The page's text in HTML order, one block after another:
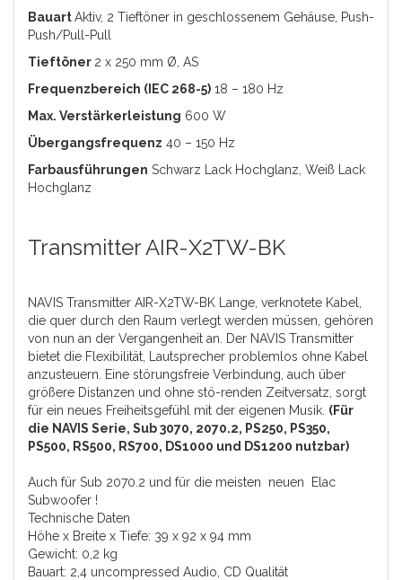
BauartAktiv, 2 Tieftöner in geschlossenem Gehäuse, Push-
Push/Pull-Pull
Tieftöner 2 x 250 mm Ø, AS
Frequenzbereich (IEC 268-5) 18 – 180 Hz
Max. Verstärkerleistung 600 W
Übergangsfrequenz 40 – 150 Hz
Farbausführungen Schwarz Lack Hochglanz, Weiß Lack
Hochglanz
Transmitter AIR-X2TW-BK
NAVIS Transmitter AIR-X2TW-BK Lange, verknotete Kabel,
die quer durch den Raum verlegt werden müssen, gehören
von nun an der Vergangenheit an. Der NAVIS Transmitter
bietet die Flexibilität, Lautsprecher problemlos ohne Kabel
anzusteuern. Eine störungsfreie Verbindung, auch über
größere Distanzen und ohne stö-renden Zeitversatz, sorgt
für ein neues Freiheitsgefühl mit der eigenen Musik. (Für
die NAVIS Serie, Sub 3070, 2070.2, PS250, PS350,
PS500, RS500, RS700, DS1000 und DS1200 nutzbar)
Auch für Sub 2070.2 und für die meisten neuen Elac
Subwoofer !
Technische Daten
Höhe x Breite x Tiefe: 39 x 92 x 94 mm
Gewicht: 0,2 kg
Bauart: 2,4 uncompressed Audio, CD Qualität